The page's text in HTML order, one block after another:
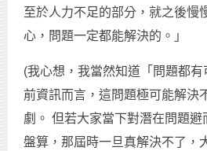
至於人力不足的部分，就之後慢
心，問題一定都能解決的。」
(我心想，我當然知道「問題都有
前資訊而言，這問題極可能解決
劇。 但若大家當下對潛在問題
盤算，那屆時一旦真解決不了，